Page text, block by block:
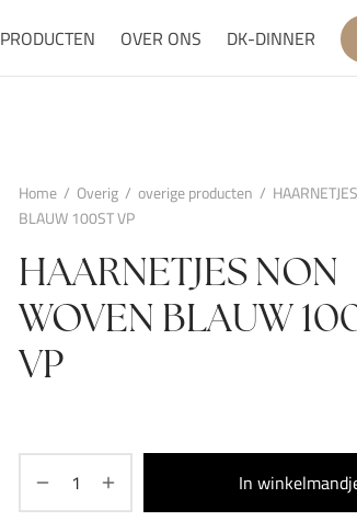
PRODUCTEN OVER ONS DK-DINNER
Home / Overig / overige producten /
BLAUW 100ST VP
HAARNETJES NON
WOVEN BLAUW
VP
In